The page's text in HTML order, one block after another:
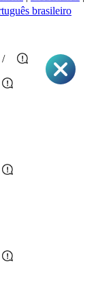
brasileiro
/